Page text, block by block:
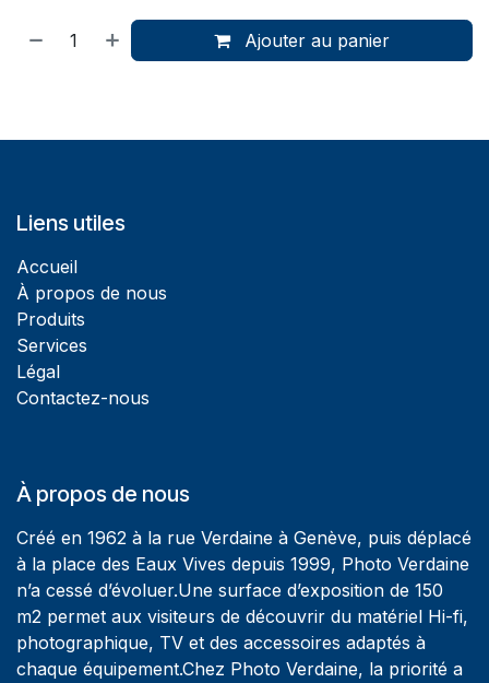
Ajouter au panier
Liens utiles
Accueil
À propos de nous
Produits
Services
Légal
Contactez-nous
À propos de nous
Créé en 1962 à la rue Verdaine à Genève, puis déplacé
à la place des Eaux Vives depuis 1999, Photo Verdaine
n’a cessé d’évoluer.Une surface d’exposition de 150
m2 permet aux visiteurs de découvrir du matériel Hi-fi,
photographique, TV et des accessoires adaptés à
chaque équipement.Chez Photo Verdaine, la priorité a